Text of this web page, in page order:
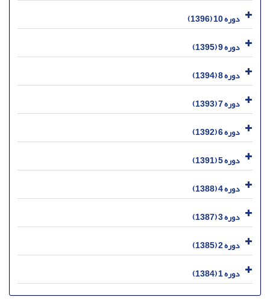
دوره 10 (1396)
دوره 9 (1395)
دوره 8 (1394)
دوره 7 (1393)
دوره 6 (1392)
دوره 5 (1391)
دوره 4 (1388)
دوره 3 (1387)
دوره 2 (1385)
دوره 1 (1384)